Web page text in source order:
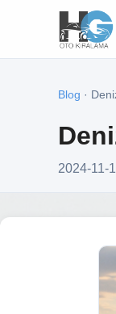
Blog ·
2024-11-